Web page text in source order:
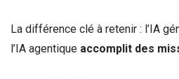
La différence clé à retenir : l’IA
l’IA agentique accomplit des